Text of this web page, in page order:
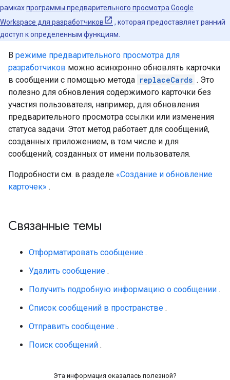
рамкахпрограммы предварительного просмотра Google
Workspace для разработчиков
, которая предоставляет ранний
доступ к определенным функциям.
В режиме предварительного просмотра для
разработчиков можно асинхронно обновлять карточки
в сообщении с помощью метода replaceCards . Это
полезно для обновления содержимого карточки без
участия пользователя, например, для обновления
предварительного просмотра ссылки или изменения
статуса задачи. Этот метод работает для сообщений,
созданных приложением, в том числе и для
сообщений, созданных от имени пользователя.
Подробности см. в разделе «Создание и обновление
карточек» .
Связанные темы
Отформатировать сообщение .
Удалить сообщение .
Получить подробную информацию о сообщении .
Список сообщений в пространстве .
Отправить сообщение .
Поиск сообщений .
Эта информация оказалась полезной?